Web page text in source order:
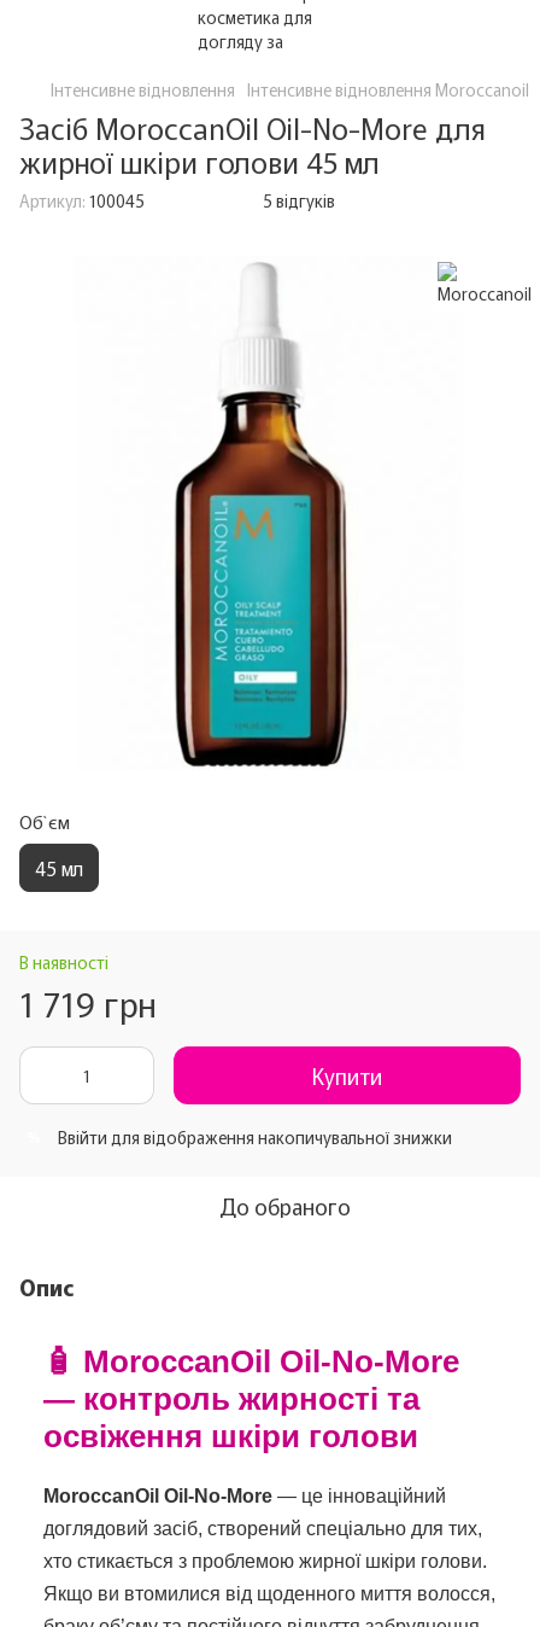
Інтенсивне відновлення Інтенсивне відновлення Moroccanoil
Засіб MoroccanOil Oil-No-More для
жирної шкіри голови 45 мл
Артикул: 100045 5 відгуків
Об`єм
45 мл
В наявності
1 719 грн
Купити
Ввійти для відображення накопичувальної знижки
До обраного
Опис
🧴 MoroccanOil Oil-No-More
— контроль жирності та
освіження шкіри голови
MoroccanOil Oil-No-More — це інноваційний
доглядовий засіб, створений спеціально для тих,
хто стикається з проблемою жирної шкіри голови.
Якщо ви втомилися від щоденного миття волосся,